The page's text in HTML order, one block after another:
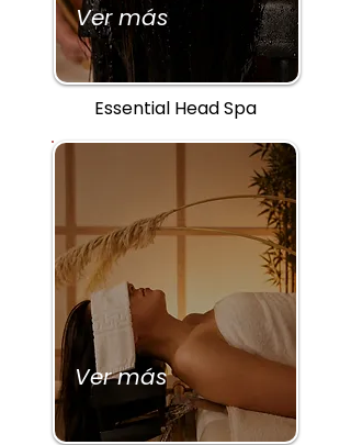
Ver más
Essential Head Spa
Ver más